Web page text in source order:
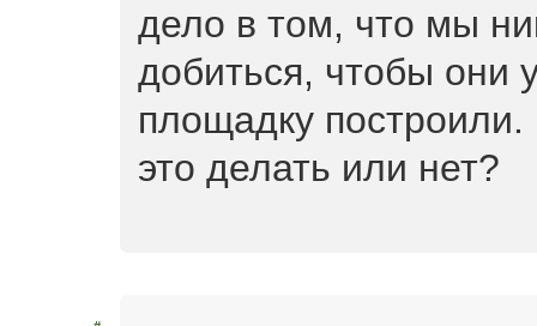
дело в том, что мы
добиться, чтобы они
площадку
это делать или нет?